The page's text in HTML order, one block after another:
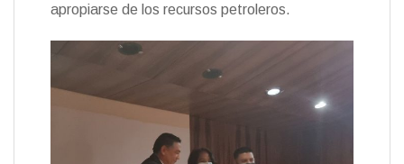
apropiarse de los recursos petroleros.